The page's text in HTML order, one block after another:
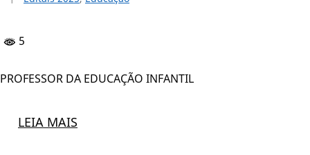
5
PROFESSOR DA EDUCAÇÃO INFANTIL
LEIA MAIS